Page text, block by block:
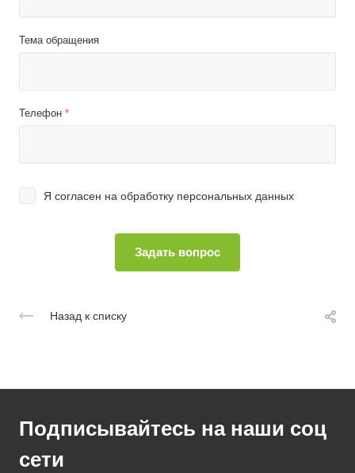
Тема обращения
Телефон *
Я согласен на обработку персональных данных
Назад к списку
Подписывайтесь на наши соц
сети